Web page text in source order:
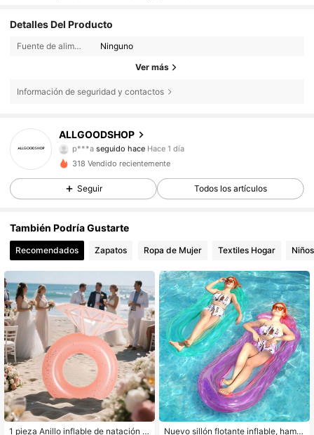
Detalles Del Producto
Fuente de alimentación: Ninguno
Ver más
Información de seguridad y contactos
ALLGOODSHOP
p***aseguido hace
4,75
40 Seguidores
4,75 40 Seguidores
4,75 40 Seguidores
4,75 40 Seguidores
4,75 40 Seguidores
4,75 40 Seguidores
4,75 40 Seguidores
4,75 40 Seguidores
318 Vendido recientemente
Seguir Todos los artículos
También Podría Gustarte
Recomendados Zapatos Ropa de Mujer Textiles Hogar Niños
1 pieza Anillo inflable de natación c
Nuevo sillón flotante inflable, hama